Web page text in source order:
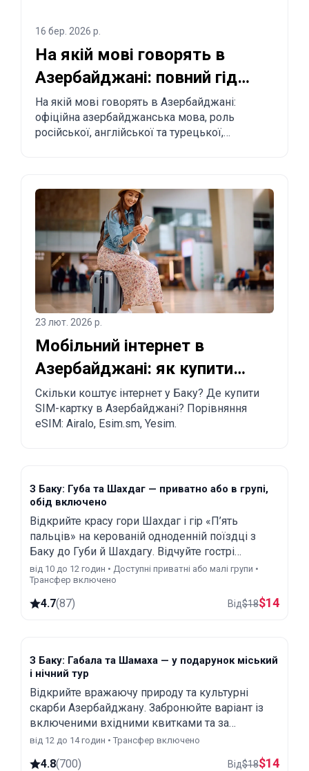
16 бер. 2026 р.
На якій мові говорять в
Азербайджані: повний гід
для туристів і релокантів
На якій мові говорять в Азербайджані:
офіційна азербайджанська мова, роль
російської, англійської та турецької,
23 лют. 2026 р.
Мобільний інтернет в
Азербайджані: як купити
SIM-картку та eSIM у Баку
Скільки коштує інтернет у Баку? Де купити
SIM-картку в Азербайджані? Порівняння
eSIM: Airalo, Esim.sm, Yesim.
З Баку: Губа та Шахдаг — приватно або в групі,
обід включено
Відкрийте красу гори Шахдаг і гір «П’ять
пальців» на керованій одноденній поїздці з
Баку до Губи й Шахдагу. Відчуйте гострі
відчуття на американських гірках і канатних
дорогах.
від 10 до 12 годин • Доступні приватні або малі групи •
Трансфер включено
4.7(87) Від$18$14
З Баку: Габала та Шамаха — у подарунок міський
і нічний тур
Відкрийте вражаючу природу та культурні
скарби Азербайджану. Забронюйте варіант із
включеними вхідними квитками та за
бажанням отримайте безкоштовний бонус —
від 12 до 14 годин • Трансфер включено
4.8(700) Від$18$14